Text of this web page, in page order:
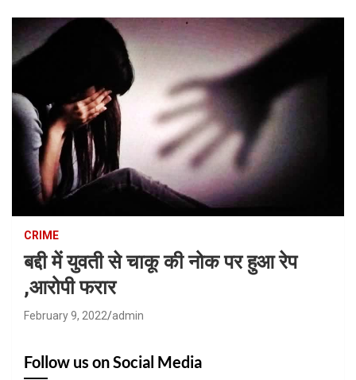
CRIME
बद्दी में युवती से चाकू की नोक पर हुआ रेप
,आरोपी फरार
February 9, 2022 admin
Follow us on Social Media